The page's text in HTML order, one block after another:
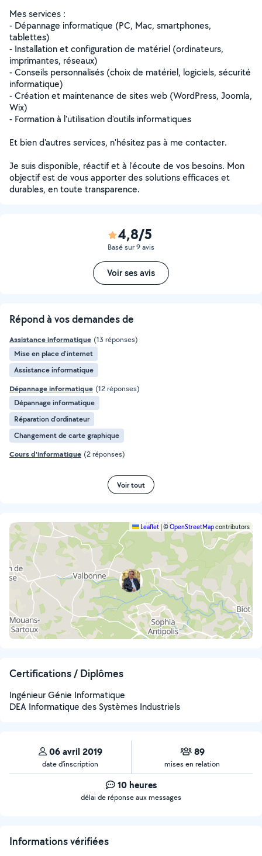
Mes services :
- Dépannage informatique (PC, Mac, smartphones,
tablettes)
- Installation et configuration de matériel (ordinateurs,
imprimantes, réseaux)
- Conseils personnalisés (choix de matériel, logiciels, sécurité
informatique)
- Création et maintenance de sites web (WordPress, Joomla,
Wix)
- Formation à l'utilisation d'outils informatiques
Et bien d'autres services, n'hésitez pas à me contacter.
Je suis disponible, réactif et à l'écoute de vos besoins. Mon
objectif est de vous apporter des solutions efficaces et
durables, en toute transparence.
4,8/5
Basé sur 9 avis
Voir ses avis
Répond à vos demandes de
Assistance informatique (13 réponses)
Mise en place d'internet
Assistance informatique
Dépannage informatique (12 réponses)
Dépannage informatique
Réparation d'ordinateur
Changement de carte graphique
Cours d'informatique (2 réponses)
Voir tout
Leaflet ©OpenStreetMapcontributors
Certifications / Diplômes
Ingénieur Génie Informatique
DEA Informatique des Systèmes Industriels
06 avril 2019
date d’inscription
89
mises en relation
10 heures
délai de réponse aux messages
Informations vérifiées